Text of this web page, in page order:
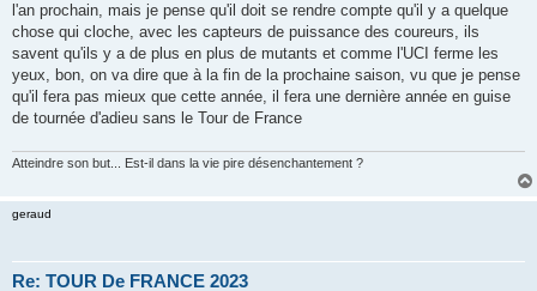
l'an prochain, mais je pense qu'il doit se rendre compte qu'il y a quelque
chose qui cloche, avec les capteurs de puissance des coureurs, ils
savent qu'ils y a de plus en plus de mutants et comme l'UCI ferme les
yeux, bon, on va dire que à la fin de la prochaine saison, vu que je pense
qu'il fera pas mieux que cette année, il fera une dernière année en guise
de tournée d'adieu sans le Tour de France
Atteindre son but... Est-il dans la vie pire désenchantement ?
geraud
Re: TOUR De FRANCE 2023